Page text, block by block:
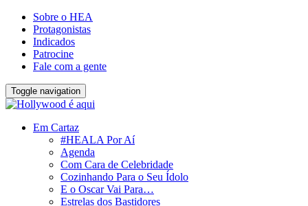
Sobre o HEA
Protagonistas
Indicados
Patrocine
Fale com a gente
Toggle navigation
Em Cartaz
#HEALA Por Aí
Agenda
Com Cara de Celebridade
Cozinhando Para o Seu Ídolo
E o Oscar Vai Para…
Estrelas dos Bastidores